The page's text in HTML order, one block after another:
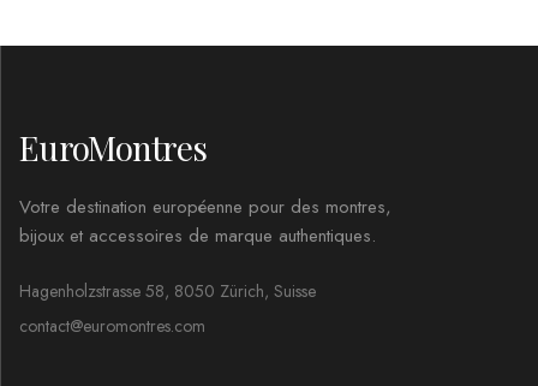
EuroMontres
Votre destination européenne pour des montres,
bijoux et accessoires de marque authentiques.
Hagenholzstrasse 58, 8050 Zürich, Suisse
contact@euromontres.com